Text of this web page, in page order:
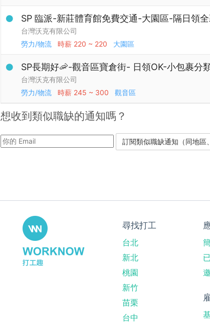
SP 臨派-新莊體育館免費交通-大園區-隔日領
台灣沃克有限公司
勞力/物流
時薪 220 ~ 220 大園區
SP長期好🦐-觀音區寶倉街- 日領OK-小包裹分
台灣沃克有限公司
勞力/物流
時薪 245 ~ 300 觀音區
想收到類似職缺的通知嗎？
尋找打工
台北
新北
桃園
新竹
苗栗
台中